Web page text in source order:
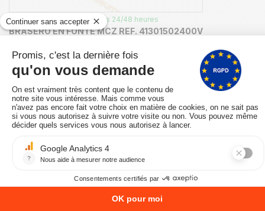
EN STOCK - Expédié sous 24/48 heures
BRASERO EN FONTE MCZ REF. 41301502400V
60,00 €
AJOUTER AU PANIER